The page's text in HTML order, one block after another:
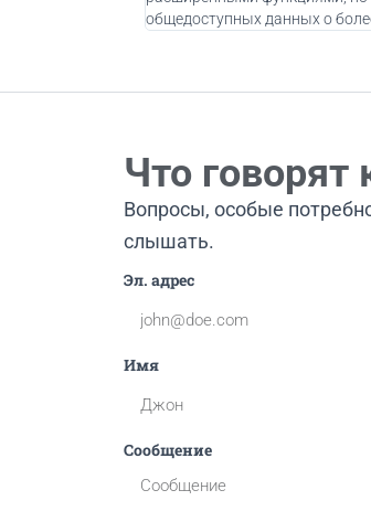
общедоступных данных о
Что говорят
Вопросы, особые
слышать.
Эл. адрес
Имя
Сообщение